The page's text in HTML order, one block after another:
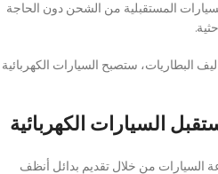
المستقبلية من الشحن دون الحاجة
البطاريات، ستصبح السيارات الكهربائية
السيارات الكهربائية
السيارات من خلال تقديم بدائل أنظف